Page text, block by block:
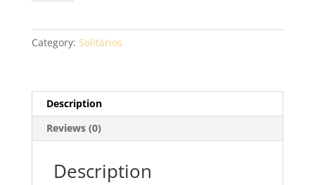
Category: Solitários
Description
Reviews (0)
Description